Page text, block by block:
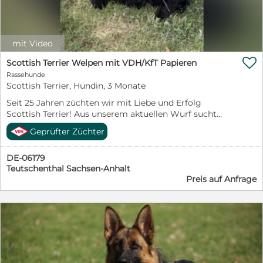
#Puppylove #Hundeliebe #ZwergpudelWelpen #VDH
#FCI #WelpenGlück ✨
mit Video
Scottish Terrier Welpen mit VDH/KfT Papieren
Rassehunde
Scottish Terrier, Hündin, 3 Monate
Seit 25 Jahren züchten wir mit Liebe und Erfolg
Scottish Terrier! Aus unserem aktuellen Wurf sucht
noch eine schwarze Hündin ein liebevolles Zuhause.
Unsere Welpen werden liebevoll in Haus und Garten
aufgezogen, sind bestens sozialisiert und geprägt. Eine
Abgabe wäre im Alter von 10 Wochen möglich ( ab
dem 18.07.2026). Dann sind die Welpen mehrfach
entwurmt, geimpft und gechipt. Sie erhalten eine
Ahnentafel und einen EU-Impfpass. Weitere
Informationen gerne bei einem Telefonat, per
WhatsApp oder E-Mail.

Geprüfter Züchter
DE-06179
Teutschenthal Sachsen-Anhalt
Preis auf Anfrage